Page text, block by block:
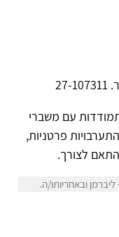
עם משברי
פרטניות,
לצורך.
ובאחריותו/ה.